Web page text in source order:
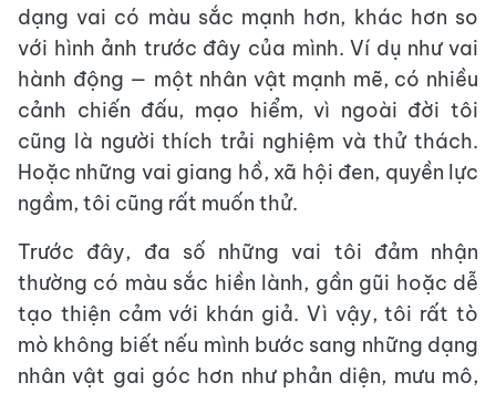
dạng vai có màu sắc mạnh hơn, khác hơn so
với hình ảnh trước đây của mình. Ví dụ như vai
hành động — một nhân vật mạnh mẽ, có nhiều
cảnh chiến đấu, mạo hiểm, vì ngoài đời tôi
cũng là người thích trải nghiệm và thử thách.
Hoặc những vai giang hồ, xã hội đen, quyền lực
ngầm, tôi cũng rất muốn thử.
Trước đây, đa số những vai tôi đảm nhận
thường có màu sắc hiền lành, gần gũi hoặc dễ
tạo thiện cảm với khán giả. Vì vậy, tôi rất tò
mò không biết nếu mình bước sang những dạng
nhân vật gai góc hơn như phản diện, mưu mô,